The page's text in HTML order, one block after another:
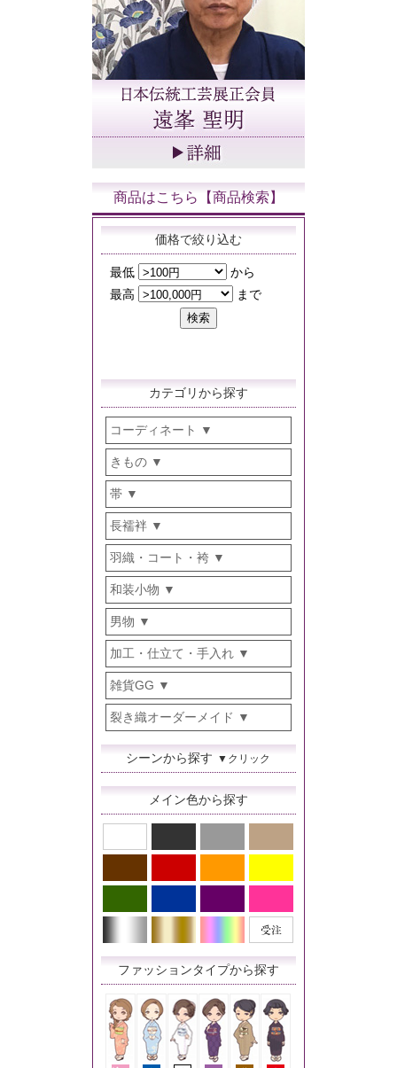
商品はこちら【商品検索】
価格で絞り込む
カテゴリから探す
コーディネート
きもの
帯
長襦袢
羽織・コート・袴
和装小物
男物
加工・仕立て・手入れ
雑貨GG
裂き織オーダーメイド
シーンから探す ▼クリック
メイン色から探す
ファッションタイプから探す